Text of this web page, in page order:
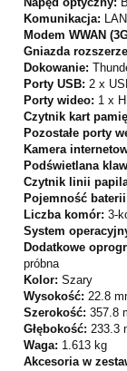
Komunikacja:
Modem WWAN
Gniazda
Dokowanie:
Porty USB: 2 x
Porty wideo: 1 x
Czytnik kart
Pozostałe porty
Kamera
Podświetlana
Czytnik linii
Pojemność
Liczba komór: 3-
System
Dodatkowe
próbna
Kolor: Szary
Wysokość: 22.8
Szerokość: 357.8
Głębokość: 233.3
Waga: 1.613 kg
Akcesoria w